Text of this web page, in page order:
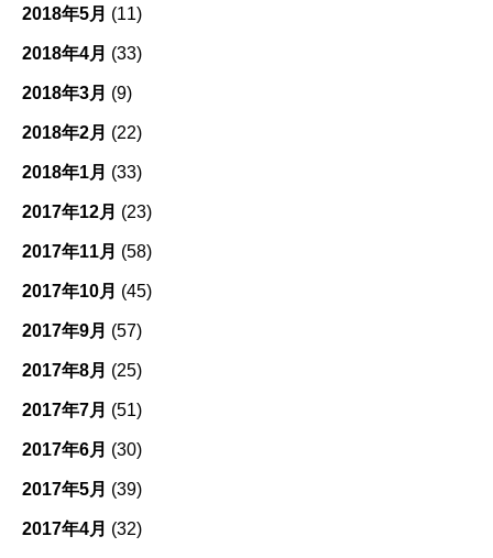
2018年5月 (11)
2018年4月 (33)
2018年3月 (9)
2018年2月 (22)
2018年1月 (33)
2017年12月 (23)
2017年11月 (58)
2017年10月 (45)
2017年9月 (57)
2017年8月 (25)
2017年7月 (51)
2017年6月 (30)
2017年5月 (39)
2017年4月 (32)